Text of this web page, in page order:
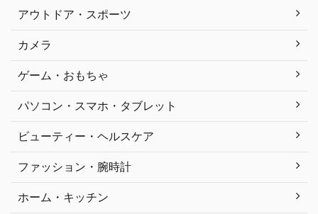
アウトドア・スポーツ
カメラ
ゲーム・おもちゃ
パソコン・スマホ・タブレット
ビューティー・ヘルスケア
ファッション・腕時計
ホーム・キッチン